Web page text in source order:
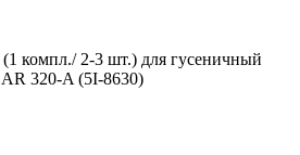
компл./ 2-3 шт.) для гусеничный
320-A (5I-8630)